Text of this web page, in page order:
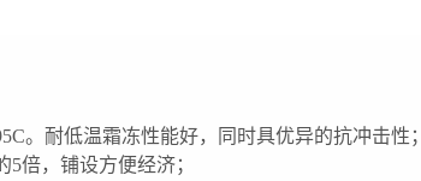
。耐低温霜冻性能好，同时具优异的抗冲击性；
倍，铺设方便经济；